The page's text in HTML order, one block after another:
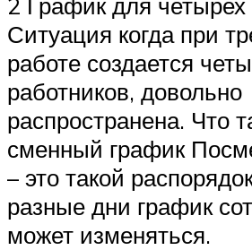
Ситуация когда при
работе создается
работников, довольно
распространена. Что
сменный график
– это такой
разные дни график
может изменяться.